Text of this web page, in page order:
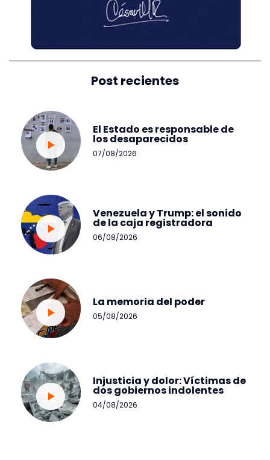
Post recientes
El Estado es responsable de
los desaparecidos
07/08/2026
Venezuela y Trump: el sonido
de la caja registradora
06/08/2026
La memoria del poder
05/08/2026
Injusticia y dolor: Víctimas de
dos gobiernos indolentes
04/08/2026